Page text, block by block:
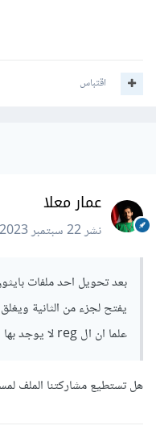
اقتباس
عمار معلا
نشر22 سبتمبر 2023
يفتح لجزء من الثانية
علما ان ال reg لا يوجد بها اي اخطاء او مشاكل
هل تستطيع مشاركتنا الملف